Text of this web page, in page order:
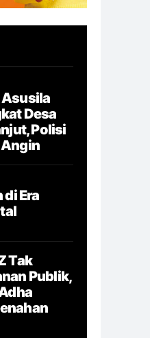
Asusila
Desa
Polisi
di Era
Tak
Publik,